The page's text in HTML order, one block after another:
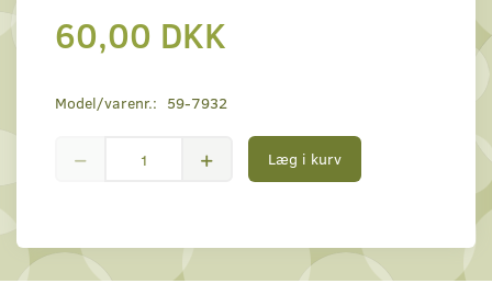
60,00 DKK
Model/varenr.: 59-7932
Læg i kurv